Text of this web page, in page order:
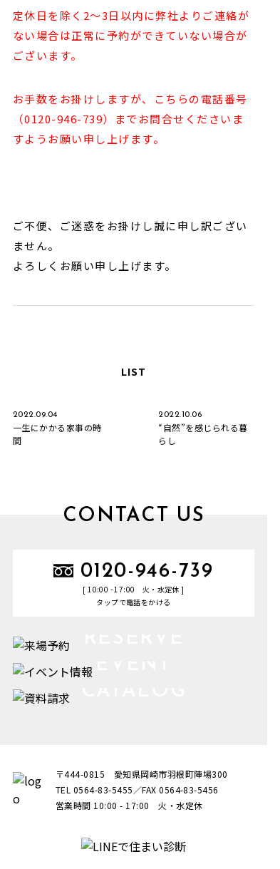
定休日を除く2～3日以内に弊社よりご連絡が
ない場合は正常に予約ができていない場合が
ございます。
お手数をお掛けしますが、こちらの電話番号
（0120-946-739）までお問合せくださいま
すようお願い申し上げます。
ご不便、ご迷惑をお掛けし誠に申し訳ござい
ません。
よろしくお願い申し上げます。
2022.09.04
一生にかかる家事の時
間
2022.10.06
“自然”を感じられる暮
らし
LIST
CONTACT US
0120-946-739
[ 10:00 - 17:00 火・水定休 ]
タップで電話をかける
〒444-0815 愛知県岡崎市羽根町陣場300
TEL 0564-83-5455／FAX 0564-83-5456
営業時間 10:00 - 17:00 火・水定休